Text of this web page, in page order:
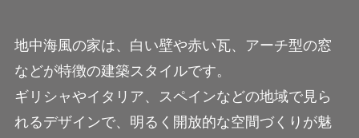
地中海風の家は、白い壁や赤い瓦、アーチ型の窓
などが特徴の建築スタイルです。
ギリシャやイタリア、スペインなどの地域で見ら
れるデザインで、明るく開放的な空間づくりが魅